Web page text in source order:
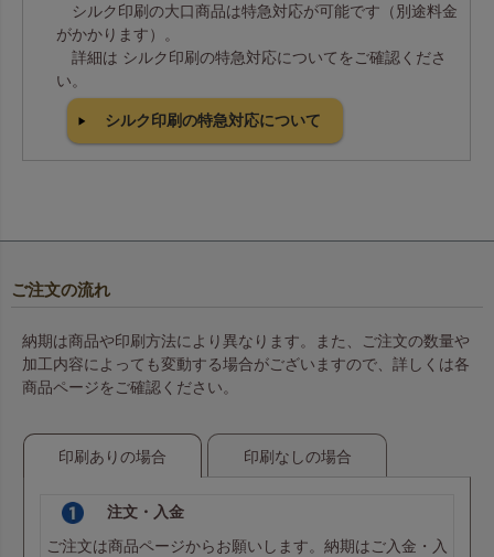
シルク印刷の大口商品は特急対応が可能です（別途料金
がかかります）。
詳細は シルク印刷の特急対応についてをご確認くださ
い。
シルク印刷の特急対応について
ご注文の流れ
納期は商品や印刷方法により異なります。また、ご注文の数量や
加工内容によっても変動する場合がございますので、詳しくは各
商品ページをご確認ください。
印刷ありの場合 印刷なしの場合
注文・入金
ご注文は商品ページからお願いします。納期はご入金・入